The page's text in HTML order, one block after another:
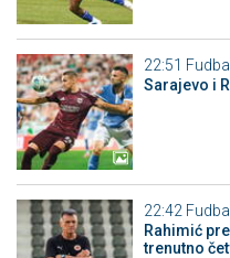
22:51 Fudbal
Sarajevo i
22:42
Rahimić
trenutno